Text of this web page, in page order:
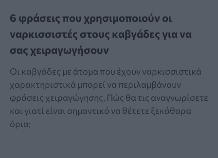
6 φράσεις που χρησιμοποιούν οι
ναρκισσιστές στους καβγάδες για να
σας χειραγωγήσουν
Οι καβγάδες με άτομα που έχουν ναρκισσιστικά
χαρακτηριστικά μπορεί να περιλαμβάνουν
φράσεις χειραγώγησης. Πώς θα τις αναγνωρίσετε
και γιατί είναι σημαντικό να θέτετε ξεκάθαρα
όρια;